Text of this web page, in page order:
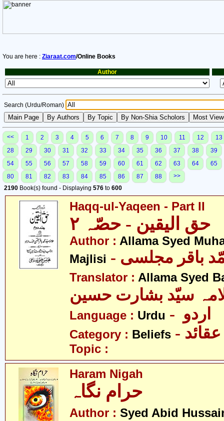
You are here : Ziaraat.com/Online Books
Author
Search (Urdu/Roman)
<< 1 2 3 4 5 6 7 8 9 10 11 12
13
28
29 30 31 32 33 34 35 36 37 38
39
54
55 56 57 58 59 60 61 62 63 64
65
80
81 82 83 84 85 86 87 88
>>
2190 Book(s) found - Displaying 576 to 600
Haqq-ul-Yaqeen - Part II
حق الیقین - حصّہ ٢
Author : Allama Syed
Majlisi
باقر مجلسی
Translator : Allama Syed
سیّد بشارت حسین
Language : Urdu
Category : Beliefs - عقائد
Topic :
Haram Nigah
حرام نگاہ
Author : Syed Abid